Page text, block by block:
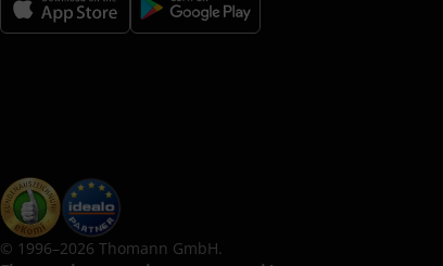
© 1996–2026 Thomann GmbH.